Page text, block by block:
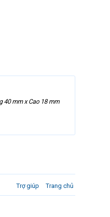
40 mm x Cao 18 mm
Trợ giúp Trang chủ